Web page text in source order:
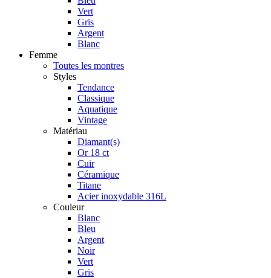
Vert
Gris
Argent
Blanc
Femme
Toutes les montres
Styles
Tendance
Classique
Aquatique
Vintage
Matériau
Diamant(s)
Or 18 ct
Cuir
Céramique
Titane
Acier inoxydable 316L
Couleur
Blanc
Bleu
Argent
Noir
Vert
Gris